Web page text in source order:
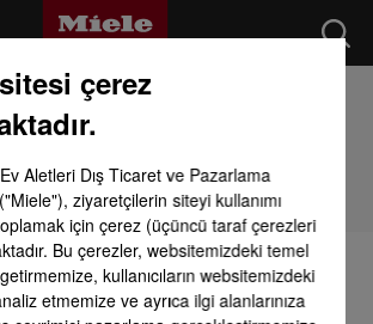
Şartları
çerez
Aletleri Dış Ticaret ve Pazarlama
ziyaretçilerin siteyi kullanımı
için çerez (üçüncü taraf çerezleri
Bu çerezler, websitemizdeki temel
kullanıcıların websitemizdeki
etmemize ve ayrıca ilgi alanlarınıza